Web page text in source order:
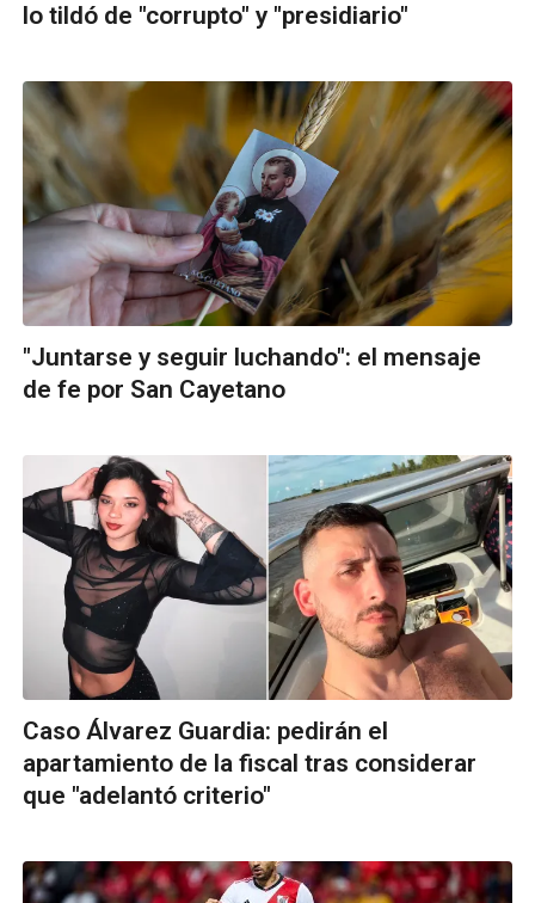
lo tildó de "corrupto" y "presidiario"
"Juntarse y seguir luchando": el mensaje
de fe por San Cayetano
Caso Álvarez Guardia: pedirán el
apartamiento de la fiscal tras considerar
que "adelantó criterio"